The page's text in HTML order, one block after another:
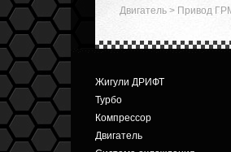
Двигатель > Привод
Жигули ДРИФТ
Турбо
Компрессор
Двигатель